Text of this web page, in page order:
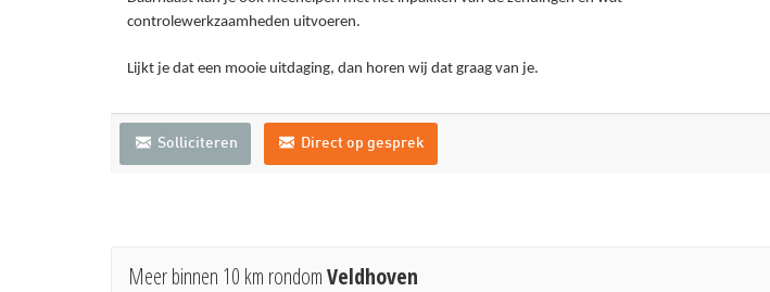
controlewerkzaamheden uitvoeren.
Lijkt je dat een mooie uitdaging, dan horen wij dat graag van je.
Solliciteren Direct op gesprek
Meer binnen 10 km rondomVeldhoven